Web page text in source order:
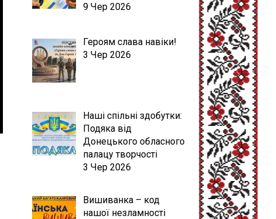
9 Чер 2026
Героям слава навіки!
3 Чер 2026
Наші спільні здобутки:
Подяка від
Донецького обласного
палацу творчості
3 Чер 2026
Вишиванка – код
нашої незламності